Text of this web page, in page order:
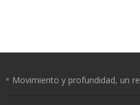
Movimiento y profundidad, un